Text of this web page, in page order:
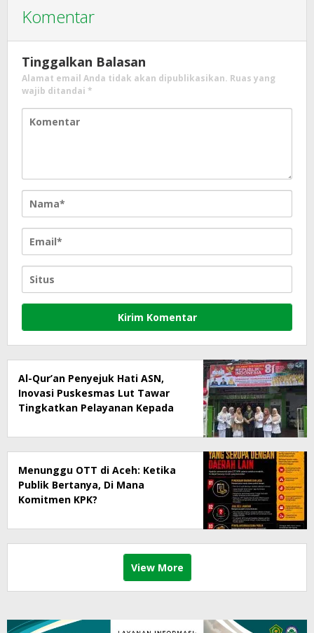
Komentar
Tinggalkan Balasan
Alamat email Anda tidak akan dipublikasikan. Ruas yang
wajib ditandai *
Al-Qur’an Penyejuk Hati ASN,
Inovasi Puskesmas Lut Tawar
Tingkatkan Pelayanan Kepada
Menunggu OTT di Aceh: Ketika
Publik Bertanya, Di Mana
Komitmen KPK?
View More